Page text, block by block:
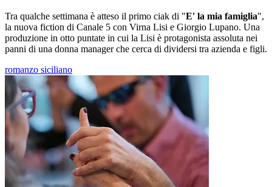
Tra qualche settimana è atteso il primo ciak di "E' la mia famiglia",
la nuova fiction di Canale 5 con Virna Lisi e Giorgio Lupano. Una
produzione in otto puntate in cui la Lisi è protagonista assoluta nei
panni di una donna manager che cerca di dividersi tra azienda e figli.
romanzo siciliano